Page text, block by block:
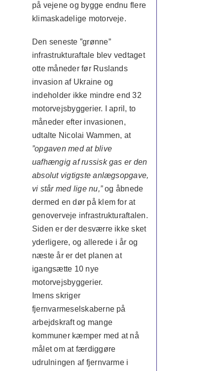
på vejene og bygge endnu flere
klimaskadelige motorveje.
Den seneste ”grønne”
infrastrukturaftale blev vedtaget
otte måneder før Ruslands
invasion af Ukraine og
indeholder ikke mindre end 32
motorvejsbyggerier. I april, to
måneder efter invasionen,
udtalte Nicolai Wammen, at
”opgaven med at blive
uafhængig af russisk gas er den
absolut vigtigste anlægsopgave,
vi står med lige nu,”og åbnede
dermed en dør på klem for at
genoverveje infrastrukturaftalen.
Siden er der desværre ikke sket
yderligere, og allerede i år og
næste år er det planen at
igangsætte 10 nye
motorvejsbyggerier.
Imens skriger
fjernvarmeselskaberne på
arbejdskraft og mange
kommuner kæmper med at nå
målet om at færdiggøre
udrulningen af fjernvarme i